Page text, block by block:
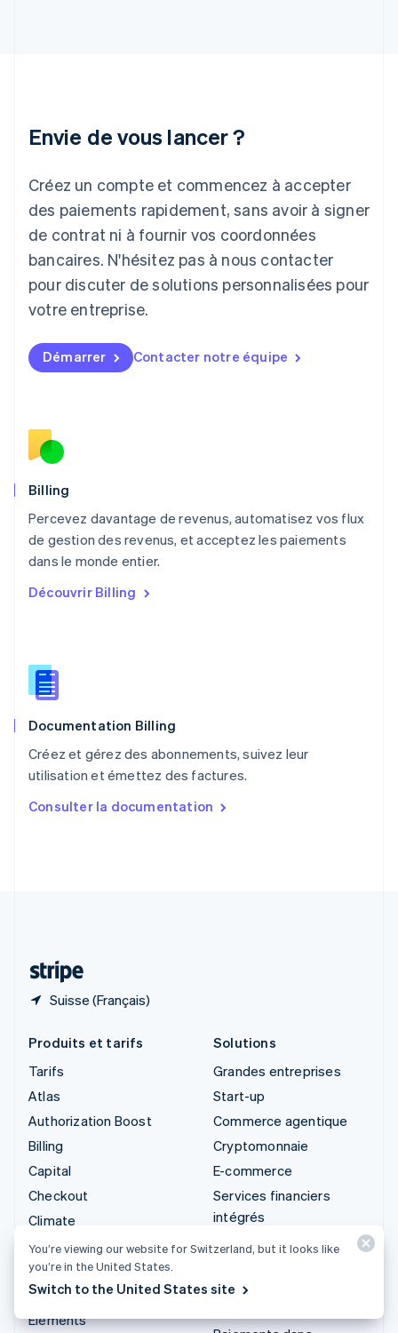
Envie de vous lancer ?
Créez un compte et commencez à accepter
des paiements rapidement, sans avoir à signer
de contrat ni à fournir vos coordonnées
bancaires. N'hésitez pas à nous contacter
pour discuter de solutions personnalisées pour
votre entreprise.
Démarrer Contacter notre équipe
Billing
Percevez davantage de revenus, automatisez vos flux
de gestion des revenus, et acceptez les paiements
dans le monde entier.
Découvrir Billing
Documentation Billing
Créez et gérez des abonnements, suivez leur
utilisation et émettez des factures.
Consulter la documentation
Suisse (Français)
Japon
Lettonie
English
Liechtenstein
DeutschEnglish
Lituanie
Luxembourg
FrançaisDeutschEnglish
English简体中文
Malte
English
Nouvelle-Zélande
English
NederlandsEnglish
Pologne
English
Português English
English
Roumanie
Royaume-Uni
Singapour
English 简体中文
English
Produits et tarifs
Tarifs
Atlas
Authorization Boost
Billing
Capital
Checkout
Climate
Connect
Cryptomonnaie
Data Pipeline
Elements
Solutions
Grandes entreprises
Start-up
Commerce agentique
Cryptomonnaie
E-commerce
Services financiers
intégrés
Automatisation des
Entreprises
You’re viewing our website for Switzerland, but it looks like
you’re in the United States.
Switch to the United States site